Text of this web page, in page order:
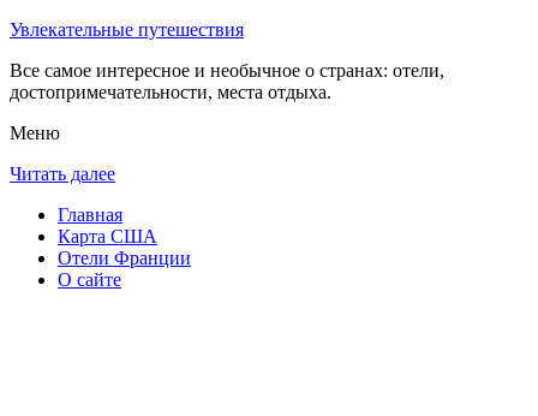
Увлекательные путешествия
Все самое интересное и необычное о странах: отели,
достопримечательности, места отдыха.
Меню
Читать далее
Главная
Карта США
Отели Франции
О сайте